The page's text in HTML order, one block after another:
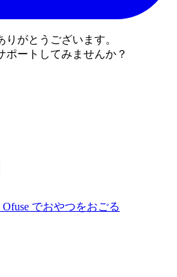
がとうございます。
ポートしてみませんか？
Ofuse でおやつをおごる